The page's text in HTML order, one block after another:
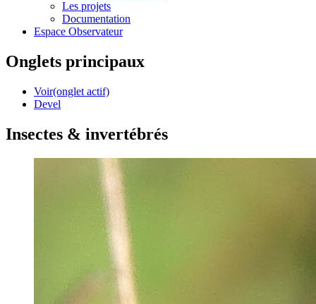
Les projets
Documentation
Espace Observateur
Onglets principaux
Voir(onglet actif)
Devel
Insectes & invertébrés